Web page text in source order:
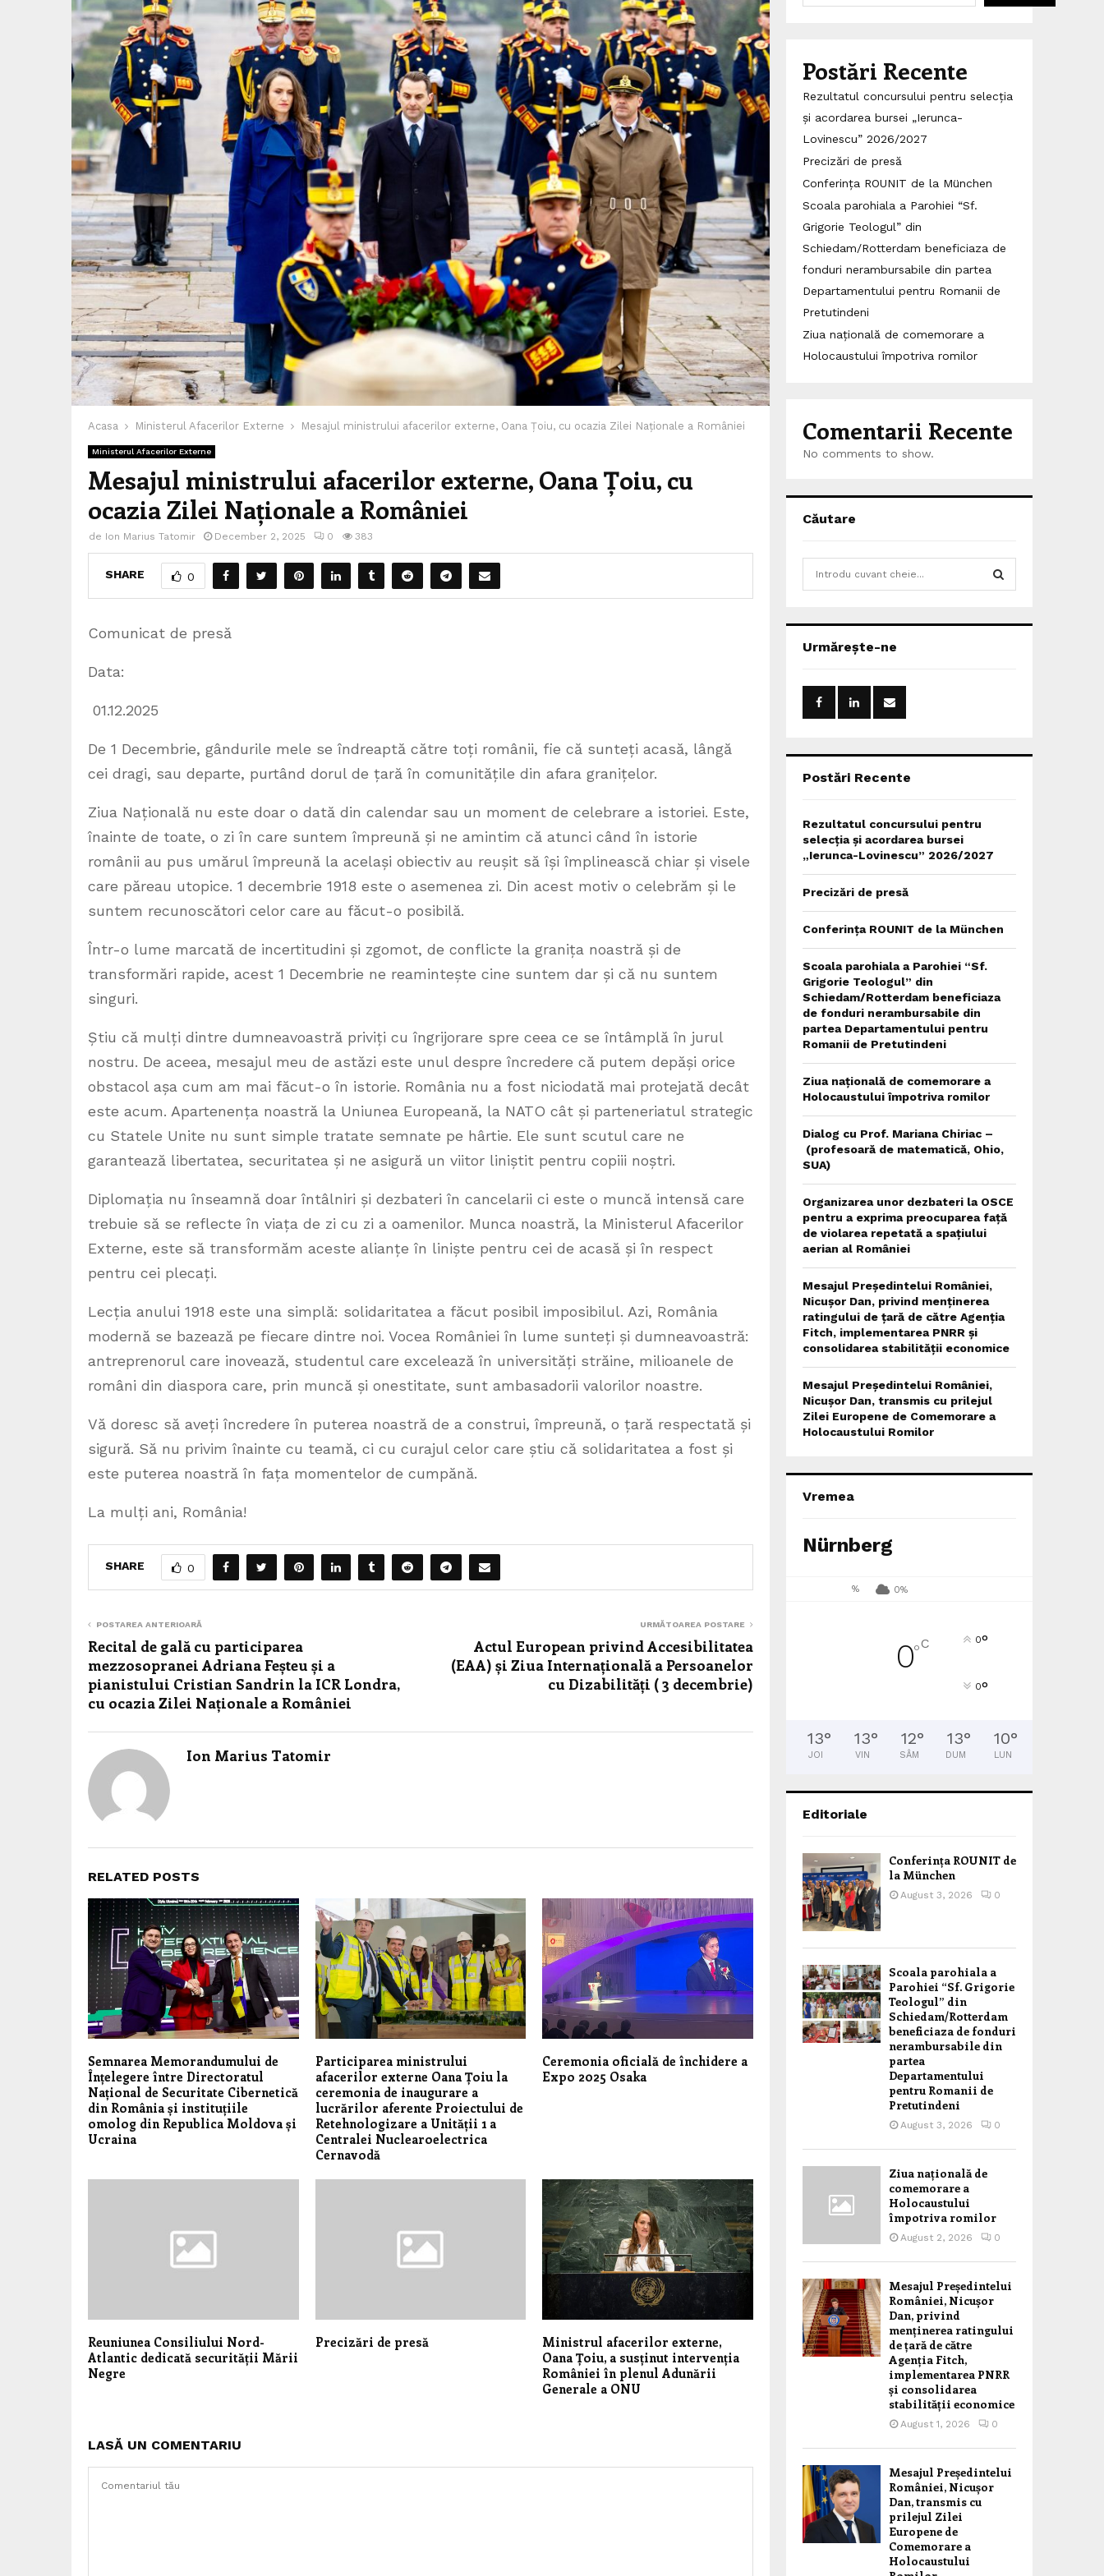
Acasa Ministerul Afacerilor Externe Mesajul ministrului afacerilor externe, Oana Țoiu, cu ocazia Zilei Naționale a României
Ministerul Afacerilor Externe
Mesajul ministrului afacerilor externe, Oana Țoiu, cu
ocazia Zilei Naționale a României
de Ion Marius Tatomir December 2, 2025 0 383
SHARE 0
Comunicat de presă
Data:
01.12.2025
De 1 Decembrie, gândurile mele se îndreaptă către toți românii, fie că sunteți acasă, lângă
cei dragi, sau departe, purtând dorul de țară în comunitățile din afara granițelor.
Ziua Națională nu este doar o dată din calendar sau un moment de celebrare a istoriei. Este,
înainte de toate, o zi în care suntem împreună și ne amintim că atunci când în istorie
românii au pus umărul împreună la același obiectiv au reușit să își împlinească chiar și visele
care păreau utopice. 1 decembrie 1918 este o asemenea zi. Din acest motiv o celebrăm și le
suntem recunoscători celor care au făcut-o posibilă.
Într-o lume marcată de incertitudini și zgomot, de conflicte la granița noastră și de
transformări rapide, acest 1 Decembrie ne reamintește cine suntem dar și că nu suntem
singuri.
Știu că mulți dintre dumneavoastră priviți cu îngrijorare spre ceea ce se întâmplă în jurul
nostru. De aceea, mesajul meu de astăzi este unul despre încredere că putem depăși orice
obstacol așa cum am mai făcut-o în istorie. România nu a fost niciodată mai protejată decât
este acum. Apartenența noastră la Uniunea Europeană, la NATO cât și parteneriatul strategic
cu Statele Unite nu sunt simple tratate semnate pe hârtie. Ele sunt scutul care ne
garantează libertatea, securitatea și ne asigură un viitor liniștit pentru copiii noștri.
Diplomația nu înseamnă doar întâlniri și dezbateri în cancelarii ci este o muncă intensă care
trebuie să se reflecte în viața de zi cu zi a oamenilor. Munca noastră, la Ministerul Afacerilor
Externe, este să transformăm aceste alianțe în liniște pentru cei de acasă și în respect
pentru cei plecați.
Lecția anului 1918 este una simplă: solidaritatea a făcut posibil imposibilul. Azi, România
modernă se bazează pe fiecare dintre noi. Vocea României în lume sunteți și dumneavoastră:
antreprenorul care inovează, studentul care excelează în universități străine, milioanele de
români din diaspora care, prin muncă și onestitate, sunt ambasadorii valorilor noastre.
Vă doresc să aveți încredere în puterea noastră de a construi, împreună, o țară respectată și
sigură. Să nu privim înainte cu teamă, ci cu curajul celor care știu că solidaritatea a fost și
este puterea noastră în fața momentelor de cumpănă.
La mulți ani, România!
SHARE 0
POSTAREA ANTERIOARĂ
Recital de gală cu participarea
mezzosopranei Adriana Feșteu și a
pianistului Cristian Sandrin la ICR Londra,
cu ocazia Zilei Naționale a României
URMĂTOAREA POSTARE
Actul European privind Accesibilitatea
(EAA) și Ziua Internațională a Persoanelor
cu Dizabilități ( 3 decembrie)
Ion Marius Tatomir
RELATED POSTS
Semnarea Memorandumului de
Înțelegere între Directoratul
Național de Securitate Cibernetică
din România și instituțiile
omolog din Republica Moldova și
Ucraina
Participarea ministrului
afacerilor externe Oana Țoiu la
ceremonia de inaugurare a
lucrărilor aferente Proiectului de
Retehnologizare a Unității 1 a
Centralei Nuclearoelectrica
Cernavodă
Ceremonia oficială de închidere a
Expo 2025 Osaka
Reuniunea Consiliului Nord-
Atlantic dedicată securității Mării
Negre
Precizări de presă
Ministrul afacerilor externe,
Oana Țoiu, a susținut intervenția
României în plenul Adunării
Generale a ONU
LASĂ UN COMENTARIU
Postări Recente
Rezultatul concursului pentru selecția
și acordarea bursei „Ierunca-
Lovinescu” 2026/2027
Precizări de presă
Conferința ROUNIT de la München
Scoala parohiala a Parohiei “Sf.
Grigorie Teologul” din
Schiedam/Rotterdam beneficiaza de
fonduri nerambursabile din partea
Departamentului pentru Romanii de
Pretutindeni
Ziua națională de comemorare a
Holocaustului împotriva romilor
Comentarii Recente
No comments to show.
Căutare
h
o
:
Urmărește-ne
Postări Recente
Rezultatul concursului pentru
selecția și acordarea bursei
„Ierunca-Lovinescu” 2026/2027
Precizări de presă
Conferința ROUNIT de la München
Scoala parohiala a Parohiei “Sf.
Grigorie Teologul” din
Schiedam/Rotterdam beneficiaza
de fonduri nerambursabile din
partea Departamentului pentru
Romanii de Pretutindeni
Ziua națională de comemorare a
Holocaustului împotriva romilor
Dialog cu Prof. Mariana Chiriac –
(profesoară de matematică, Ohio,
SUA)
Organizarea unor dezbateri la OSCE
pentru a exprima preocuparea față
de violarea repetată a spațiului
aerian al României
Mesajul Președintelui României,
Nicușor Dan, privind menținerea
ratingului de țară de către Agenția
Fitch, implementarea PNRR și
consolidarea stabilității economice
Mesajul Președintelui României,
Nicușor Dan, transmis cu prilejul
Zilei Europene de Comemorare a
Holocaustului Romilor
Vremea
Nürnberg
% 0%
0°C 0°
0°
13°
JOI
13°
VIN
12°
SÂM
13°
DUM
10°
LUN
Editoriale
Conferința ROUNIT de
la München
August 3, 2026 0
Scoala parohiala a
Parohiei “Sf. Grigorie
Teologul” din
Schiedam/Rotterdam
beneficiaza de fonduri
nerambursabile din
partea
Departamentului
pentru Romanii de
Pretutindeni
August 3, 2026 0
Ziua națională de
comemorare a
Holocaustului
împotriva romilor
August 2, 2026 0
Mesajul Președintelui
României, Nicușor
Dan, privind
menținerea ratingului
de țară de către
Agenția Fitch,
implementarea PNRR
și consolidarea
stabilității economice
August 1, 2026 0
Mesajul Președintelui
României, Nicușor
Dan, transmis cu
prilejul Zilei
Europene de
Comemorare a
Holocaustului